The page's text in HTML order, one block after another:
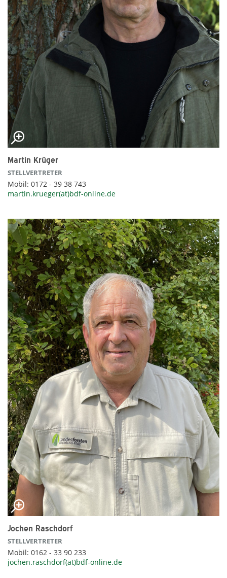
Martin Krüger
STELLVERTRETER
Mobil: 0172 - 39 38 743
martin.krueger(at)bdf-online.de
Jochen Raschdorf
STELLVERTRETER
Mobil: 0162 - 33 90 233
jochen.raschdorf(at)bdf-online.de